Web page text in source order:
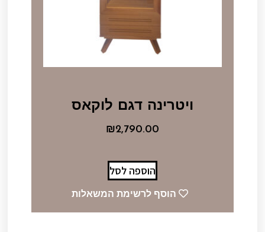
ויטרינה דגם לוקאס
₪2,790.00
הוספה לסל
הוסף לרשימת המשאלות